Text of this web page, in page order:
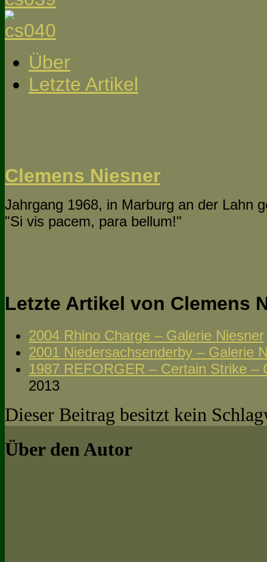
Über
Letzte Artikel
Clemens Niesner
Jahrgang 1968, in Marburg an der Lahn
"Si vis pacem, para bellum!"
Letzte Artikel von Clemens
2004 Rhino Charge – Galerie Niesner
2001 Niedersachsenderby – Galerie
1987 REFORGER – Certain Strike –
2013
Dieser Beitrag besitzt kein
Über den Autor